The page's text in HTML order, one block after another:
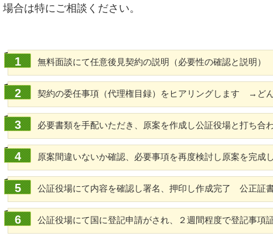
場合は特にご相談ください。
無料面談にて任意後見契約の説明（必要性の確認と説明）
契約の委任事項（代理権目録）をヒアリングします →ど
必要書類を手配いただき、原案を作成し公証役場と打ち合
原案間違いないか確認、必要事項を再度検討し原案を完成
公証役場にて内容を確認し署名、押印し作成完了 公正証
公証役場にて国に登記申請がされ、２週間程度で登記事項